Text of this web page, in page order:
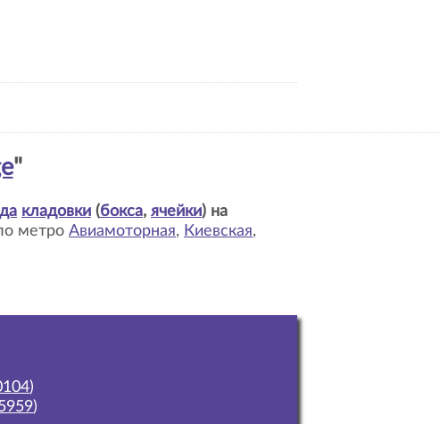
"
кладовки (бокса, ячейки) на
метро Авиамоторная, Киевская,
)
)